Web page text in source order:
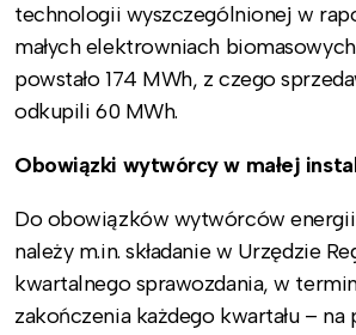
technologii wyszczególnionej w
małych elektrowniach
powstało 174 MWh, z czego
odkupili 60 MWh.
Obowiązki wytwórcy w małej
Do obowiązków wytwórców energii
należy m.in. składanie w Urzędzie
kwartalnego sprawozdania, w
zakończenia każdego kwartału –